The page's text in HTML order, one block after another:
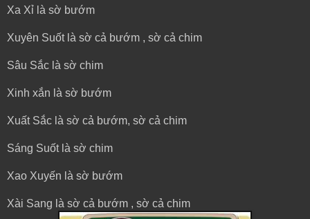
Xa Xỉ là sờ bướm
Xuyên Suốt là sờ cả bướm , sờ cả chim
Sâu Sắc là sờ chim
Xinh xắn là sờ bướm
Xuất Sắc là sờ cả bướm, sờ cả chim
Sáng Suốt là sờ chim
Xao Xuyến là sờ bướm
Xài Sang là sờ cả bướm , sờ cả chim